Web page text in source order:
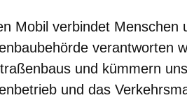
Mobil verbindet Menschen
verantworten
und kümmern
und das